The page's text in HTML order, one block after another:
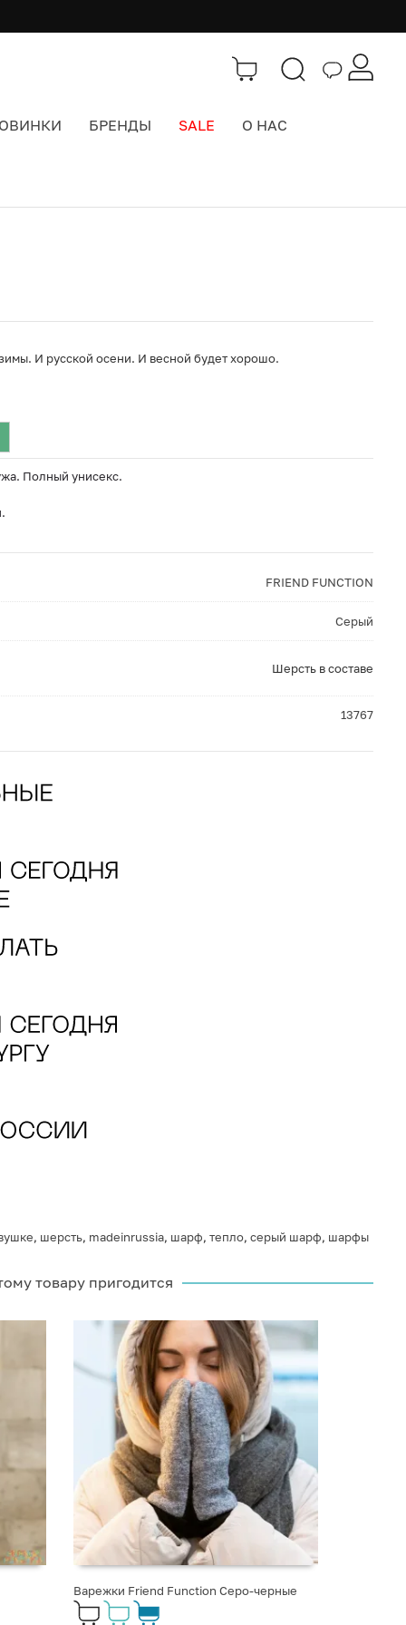
БРЕНДЫ SALE О НАС
И русской осени. И весной будет хорошо.
Полный унисекс.
FRIEND FUNCTION
Серый
Шерсть в составе
13767
, шерсть, madeinrussia, шарф, тепло, серый шарф, шарфы
товару пригодится
Варежки Friend Function Серо-черные